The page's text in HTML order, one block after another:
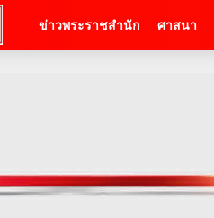
ข่าวพระราชสำนัก ศาสนา